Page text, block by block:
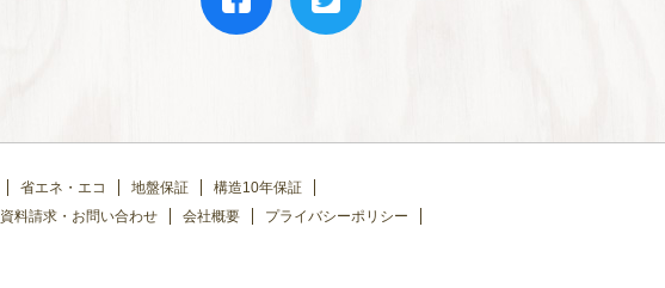
省エネ・エコ 地盤保証
構造10年保証
資料請求・お問い合わせ 会社概要
プライバシーポリシー